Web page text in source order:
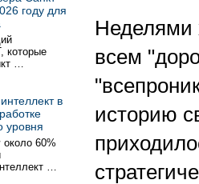
году для
которые
…
в
уровня
60%
…
Неделями
всем
историю